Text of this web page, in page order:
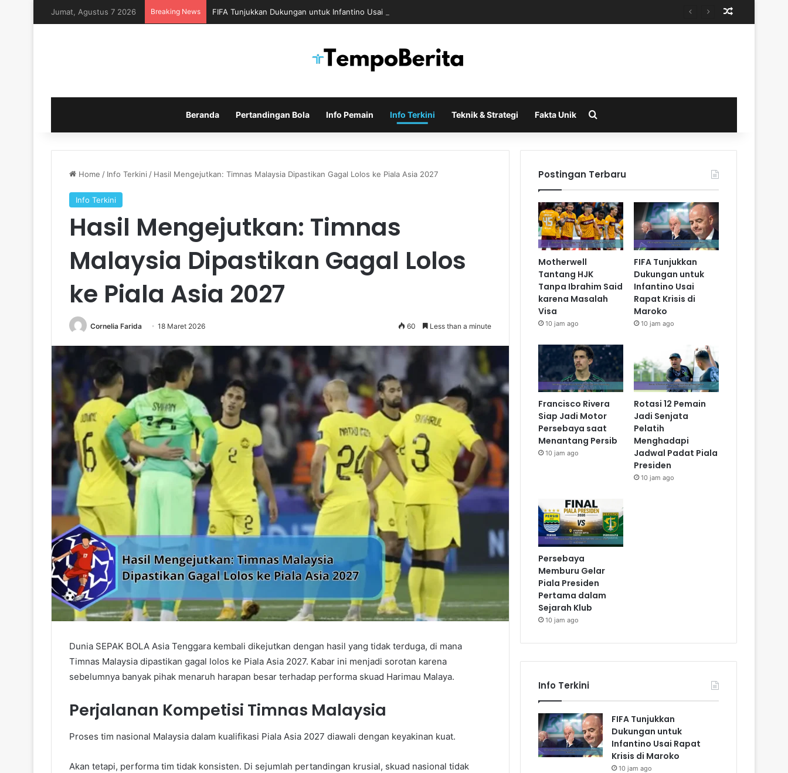
Jumat, Agustus 7 2026 Breaking News FIFA Tunjukkan Dukungan untuk Infantino Usai Rapat Krisis di Maroko
Beranda Pertandingan Bola Info Pemain Info Terkini Teknik & Strategi Fakta Unik
Home / Info Terkini / Hasil Mengejutkan: Timnas Malaysia Dipastikan Gagal Lolos ke Piala Asia 2027
Info Terkini
Hasil Mengejutkan: Timnas
Malaysia Dipastikan Gagal Lolos
ke Piala Asia 2027
Cornelia Farida 18 Maret 2026 60 Less than a minute
Dunia SEPAK BOLA Asia Tenggara kembali dikejutkan dengan hasil yang tidak terduga, di mana
Timnas Malaysia dipastikan gagal lolos ke Piala Asia 2027. Kabar ini menjadi sorotan karena
sebelumnya banyak pihak menaruh harapan besar terhadap performa skuad Harimau Malaya.
Perjalanan Kompetisi Timnas Malaysia
Proses tim nasional Malaysia dalam kualifikasi Piala Asia 2027 diawali dengan keyakinan kuat.
Akan tetapi, performa tim tidak konsisten. Di sejumlah pertandingan krusial, skuad nasional tidak
Postingan Terbaru
Motherwell
Tantang HJK
Tanpa Ibrahim Said
karena Masalah
Visa
10 jam ago
FIFA Tunjukkan
Dukungan untuk
Infantino Usai
Rapat Krisis di
Maroko
10 jam ago
Francisco Rivera
Siap Jadi Motor
Persebaya saat
Menantang Persib
10 jam ago
Rotasi 12 Pemain
Jadi Senjata
Pelatih
Menghadapi
Jadwal Padat Piala
Presiden
10 jam ago
Persebaya
Memburu Gelar
Piala Presiden
Pertama dalam
Sejarah Klub
10 jam ago
Info Terkini
FIFA Tunjukkan
Dukungan untuk
Infantino Usai Rapat
Krisis di Maroko
10 jam ago